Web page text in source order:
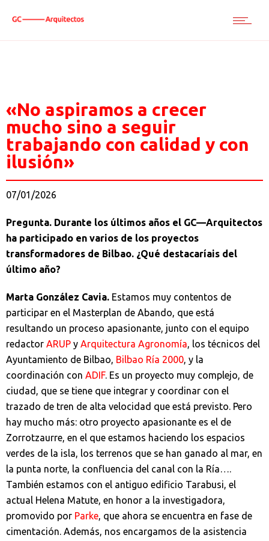
«No aspiramos a crecer
mucho sino a seguir
trabajando con calidad y con
ilusión»
07/01/2026
Pregunta. Durante los últimos años el GC—Arquitectos
ha participado en varios de los proyectos
transformadores de Bilbao. ¿Qué destacaríais del
último año?
Marta González Cavia. Estamos muy contentos de
participar en el Masterplan de Abando, que está
resultando un proceso apasionante, junto con el equipo
redactor ARUP y Arquitectura Agronomía, los técnicos del
Ayuntamiento de Bilbao, Bilbao Ría 2000, y la
coordinación con ADIF. Es un proyecto muy complejo, de
ciudad, que se tiene que integrar y coordinar con el
trazado de tren de alta velocidad que está previsto. Pero
hay mucho más: otro proyecto apasionante es el de
Zorrotzaurre, en el que estamos haciendo los espacios
verdes de la isla, los terrenos que se han ganado al mar, en
la punta norte, la confluencia del canal con la Ría….
También estamos con el antiguo edificio Tarabusi, el
actual Helena Matute, en honor a la investigadora,
promovido por Parke, que ahora se encuentra en fase de
cimentación. Además, nos encargamos de la asistencia